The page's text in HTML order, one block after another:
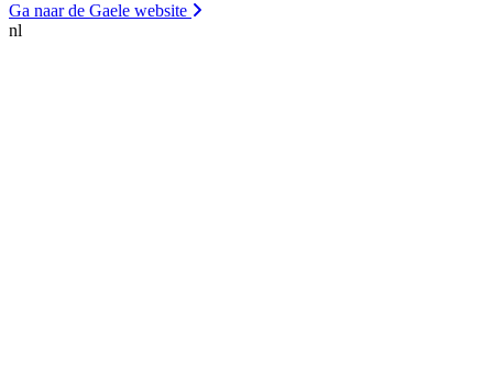
Ga naar de Gaele website
nl